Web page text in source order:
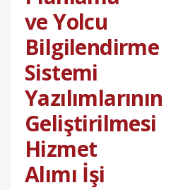
ve Yolcu
Bilgilendirme
Sistemi
Yazılımlarının
Geliştirilmesi
Hizmet
Alımı İşi